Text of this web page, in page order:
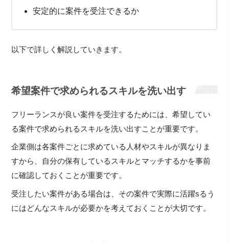
安定的に案件を受注できるか
以下で詳しく解説していきます。
希望案件で求められるスキルを洗い出す
フリーランスが良い案件を受注するためには、希望してい
る案件で求められるスキルを洗い出すことが重要です。
企業側は各案件ごとに求めている人材やスキルが異なりま
すから、自分の保有しているスキルとマッチするかを事前
に確認しておくことが重要です。
受注したい案件がある場合は、その案件で実際に活躍sるう
にはどんなスキルが必要かを考えておくことが大切です。